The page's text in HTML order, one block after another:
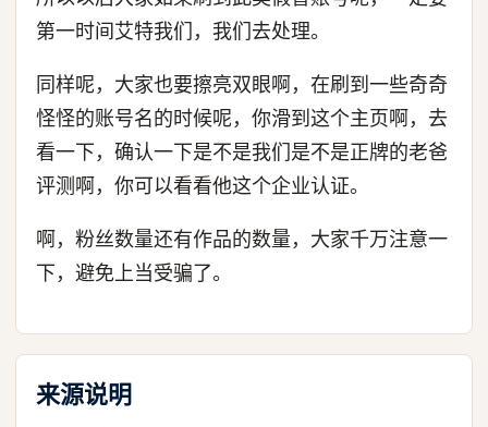
第一时间艾特我们，我们去处理。
同样呢，大家也要擦亮双眼啊，在刷到一些奇奇
怪怪的账号名的时候呢，你滑到这个主页啊，去
看一下，确认一下是不是我们是不是正牌的老爸
评测啊，你可以看看他这个企业认证。
啊，粉丝数量还有作品的数量，大家千万注意一
下，避免上当受骗了。
来源说明